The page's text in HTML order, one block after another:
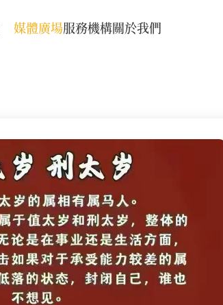
媒體廣場服務機構關於我們